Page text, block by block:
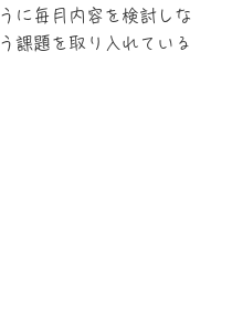
に毎月内容を検討しな
課題を取り入れている